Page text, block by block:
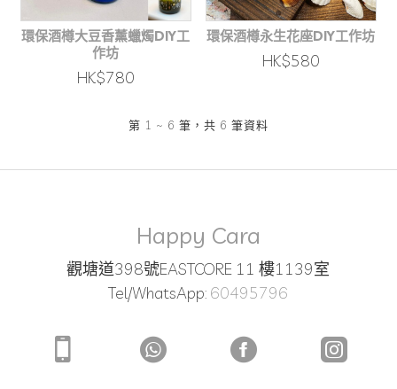
環保酒樽大豆香薰蠟燭DIY工
作坊
HK$780
環保酒樽永生花座DIY工作坊
HK$580
第 1 ~ 6 筆，共 6 筆資料
Happy Cara
觀塘道398號EASTCORE 11 樓1139室
Tel/WhatsApp: 60495796